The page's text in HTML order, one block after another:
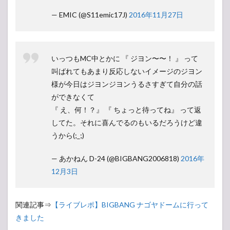
— EMIC (@S11emic17J) 2016年11月27日
いっつもMC中とかに 『 ジヨン〜〜！ 』 って
叫ばれてもあまり反応しないイメージのジヨン
様が今日はジヨンジヨンうるさすぎて自分の話
ができなくて
『 え、何！？』 『 ちょっと待ってね』 って返
してた。それに喜んでるのもいるだろうけど違
うから(;_;)
— あかねん D-24 (@BIGBANG2006818) 2016年
12月3日
関連記事⇒ 【ライブレポ】BIGBANG ナゴヤドームに行って
きました